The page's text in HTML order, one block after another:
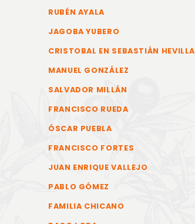
RUBÉN AYALA
JAGOBA YUBERO
CRISTOBAL EN SEBASTIÁN HEVILLA
MANUEL GONZÁLEZ
SALVADOR MILLÁN
FRANCISCO RUEDA
ÓSCAR PUEBLA
FRANCISCO FORTES
JUAN ENRIQUE VALLEJO
PABLO GÓMEZ
FAMILIA CHICANO